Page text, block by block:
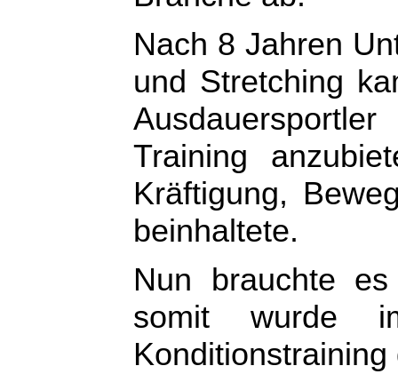
Nach 8 Jahren
und Stretching
Training
Kräftigung,
beinhaltete.
Nun brauchte
somit wurde
Konditionstraining